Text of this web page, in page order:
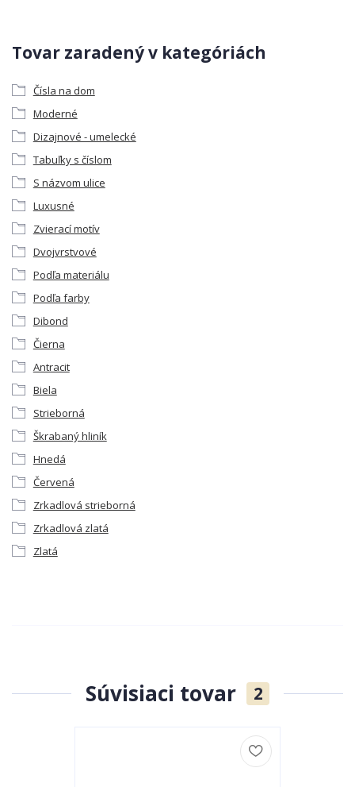
Tovar zaradený v kategóriách
Čísla na dom
Moderné
Dizajnové - umelecké
Tabuľky s číslom
S názvom ulice
Luxusné
Zvierací motív
Dvojvrstvové
Podľa materiálu
Podľa farby
Dibond
Čierna
Antracit
Biela
Strieborná
Škrabaný hliník
Hnedá
Červená
Zrkadlová strieborná
Zrkadlová zlatá
Zlatá
Súvisiaci tovar 2